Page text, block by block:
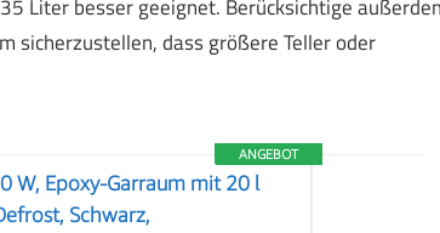
Liter besser geeignet. Berücksichtige
sicherzustellen, dass größere Teller oder
ANGEBOT
W, Epoxy-Garraum mit 20 l
Schwarz,